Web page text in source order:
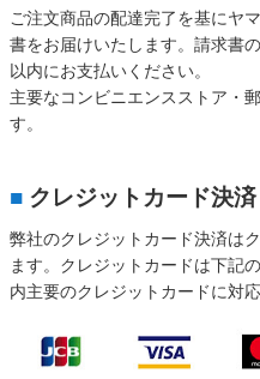
ご注文商品の配達完了を基にヤ
書をお届けいたします。請求書
以内にお支払いください。
主要なコンビニエンスストア・
す。
■ クレジットカード決済
弊社のクレジットカード決済は
ます。クレジットカードは下記
内主要のクレジットカードに対応